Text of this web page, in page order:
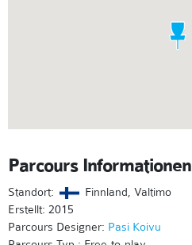
Parcours Informationen
Standort:
Finnland, Valtimo
Erstellt: 2015
Parcours Designer: Pasi Koivu